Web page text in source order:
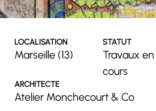
LOCALISATION
Marseille (13)
STATUT
Travaux en
cours
ARCHITECTE
Atelier Monchecourt & Co